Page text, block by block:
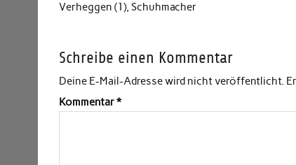
Verheggen (1), Schuhmacher
Schreibe einen Kommentar
Deine E-Mail-Adresse wird nicht veröffentlicht.
Kommentar*